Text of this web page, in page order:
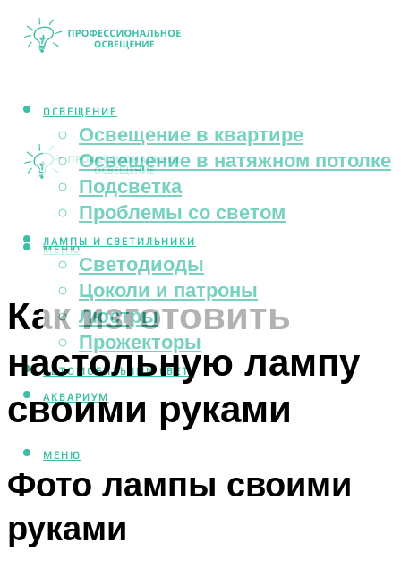
ОСВЕЩЕНИЕ
Освещение в квартире
Освещение в натяжном потолке
Подсветка
Проблемы со светом
ЛАМПЫ И СВЕТИЛЬНИКИ
Светодиоды
Цоколи и патроны
Люстры
Прожекторы
АВТОМОБИЛЬНЫЙ СВЕТ
АКВАРИУМ
МЕНЮ
МЕНЮ
Как изготовить
настольную лампу
своими руками
Фото лампы своими
руками